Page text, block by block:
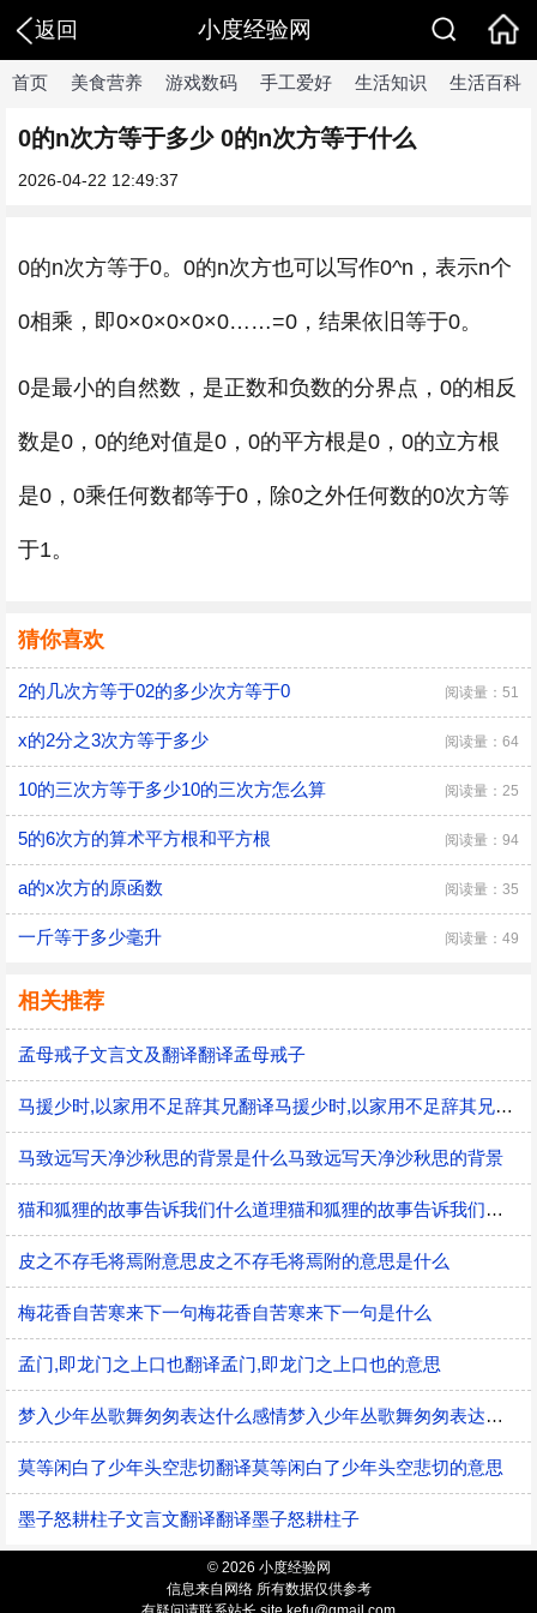
返回 小度经验网
首页 美食营养 游戏数码 手工爱好 生活知识 生活百科
0的n次方等于多少 0的n次方等于什么
2026-04-22 12:49:37
0的n次方等于0。0的n次方也可以写作0^n，表示n个
0相乘，即0×0×0×0×0……=0，结果依旧等于0。
0是最小的自然数，是正数和负数的分界点，0的相反
数是0，0的绝对值是0，0的平方根是0，0的立方根
是0，0乘任何数都等于0，除0之外任何数的0次方等
于1。
猜你喜欢
2的几次方等于02的多少次方等于0 阅读量：51
x的2分之3次方等于多少 阅读量：64
10的三次方等于多少10的三次方怎么算 阅读量：25
5的6次方的算术平方根和平方根 阅读量：94
a的x次方的原函数 阅读量：35
一斤等于多少毫升 阅读量：49
相关推荐
孟母戒子文言文及翻译翻译孟母戒子
马援少时,以家用不足辞其兄翻译马援少时,以家用不足辞其兄的意思
马致远写天净沙秋思的背景是什么马致远写天净沙秋思的背景
猫和狐狸的故事告诉我们什么道理猫和狐狸的故事告诉我们的道理
皮之不存毛将焉附意思皮之不存毛将焉附的意思是什么
梅花香自苦寒来下一句梅花香自苦寒来下一句是什么
孟门,即龙门之上口也翻译孟门,即龙门之上口也的意思
梦入少年丛歌舞匆匆表达什么感情梦入少年丛歌舞匆匆表达的感情
莫等闲白了少年头空悲切翻译莫等闲白了少年头空悲切的意思
墨子怒耕柱子文言文翻译翻译墨子怒耕柱子
© 2026 小度经验网
信息来自网络 所有数据仅供参考